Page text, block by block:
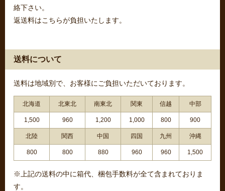
絡下さい。
返送料はこちらが負担いたします。
送料について
送料は地域別で、お客様にご負担いただいております。
北海道 北東北 南東北 関東 信越 中部
1,500 960 1,200 1,000 800 900
北陸 関西 中国 四国 九州 沖縄
800 800 880 960 960 1,500
※上記の送料の中に箱代、梱包手数料が全て含まれておりま
す。